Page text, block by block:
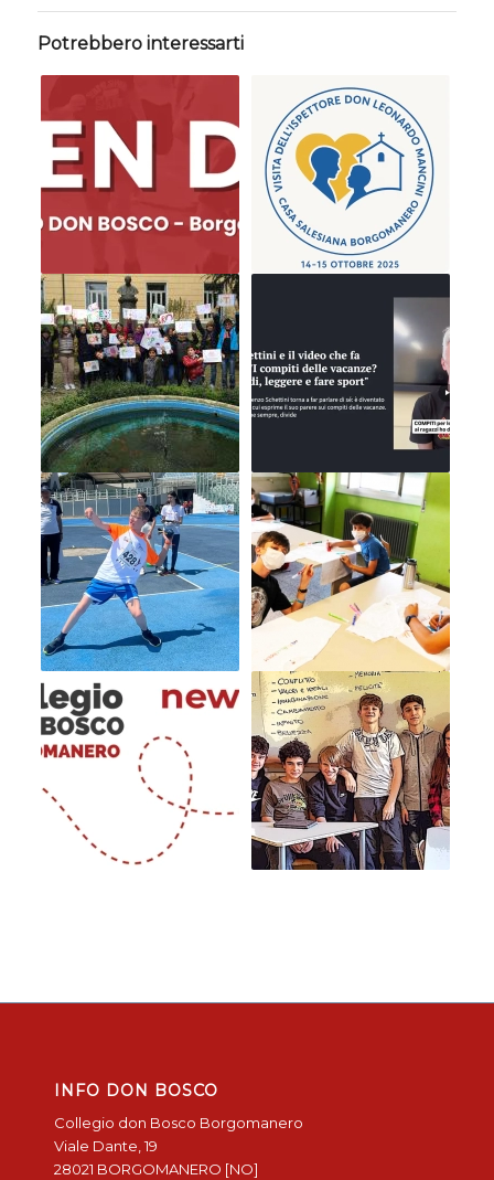
Potrebbero interessarti
INFO DON BOSCO
Collegio don Bosco Borgomanero
Viale Dante, 19
28021 BORGOMANERO [NO]